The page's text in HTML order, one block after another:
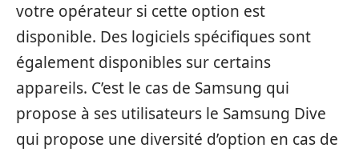
votre opérateur si cette option est
disponible. Des logiciels spécifiques sont
également disponibles sur certains
appareils. C’est le cas de Samsung qui
propose à ses utilisateurs le Samsung Dive
qui propose une diversité d’option en cas de